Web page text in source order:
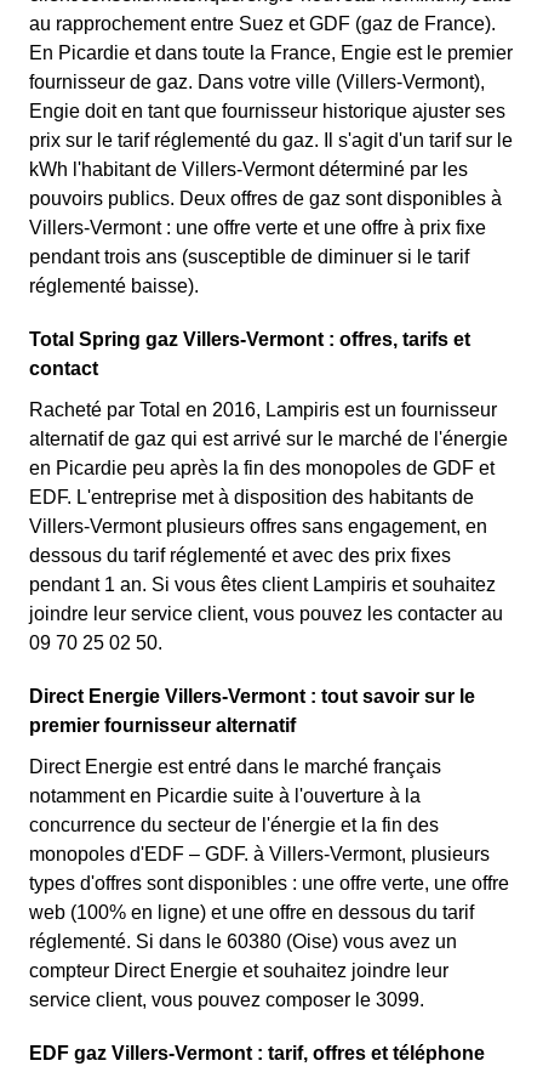
au rapprochement entre Suez et GDF (gaz de France).
En Picardie et dans toute la France, Engie est le premier
fournisseur de gaz. Dans votre ville (Villers-Vermont),
Engie doit en tant que fournisseur historique ajuster ses
prix sur le tarif réglementé du gaz. Il s'agit d'un tarif sur le
kWh l'habitant de Villers-Vermont déterminé par les
pouvoirs publics. Deux offres de gaz sont disponibles à
Villers-Vermont : une offre verte et une offre à prix fixe
pendant trois ans (susceptible de diminuer si le tarif
réglementé baisse).
Total Spring gaz Villers-Vermont : offres, tarifs et
contact
Racheté par Total en 2016, Lampiris est un fournisseur
alternatif de gaz qui est arrivé sur le marché de l'énergie
en Picardie peu après la fin des monopoles de GDF et
EDF. L'entreprise met à disposition des habitants de
Villers-Vermont plusieurs offres sans engagement, en
dessous du tarif réglementé et avec des prix fixes
pendant 1 an. Si vous êtes client Lampiris et souhaitez
joindre leur service client, vous pouvez les contacter au
09 70 25 02 50.
Direct Energie Villers-Vermont : tout savoir sur le
premier fournisseur alternatif
Direct Energie est entré dans le marché français
notamment en Picardie suite à l'ouverture à la
concurrence du secteur de l'énergie et la fin des
monopoles d'EDF – GDF. à Villers-Vermont, plusieurs
types d'offres sont disponibles : une offre verte, une offre
web (100% en ligne) et une offre en dessous du tarif
réglementé. Si dans le 60380 (Oise) vous avez un
compteur Direct Energie et souhaitez joindre leur
service client, vous pouvez composer le 3099.
EDF gaz Villers-Vermont : tarif, offres et téléphone